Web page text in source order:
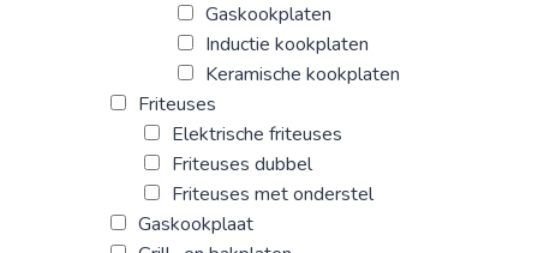
Gaskookplaten
Inductie kookplaten
Keramische kookplaten
Friteuses
Elektrische friteuses
Friteuses dubbel
Friteuses met onderstel
Gaskookplaat